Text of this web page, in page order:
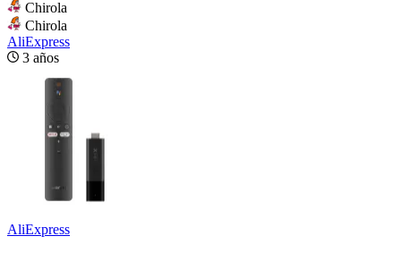
Chirola
Chirola
AliExpress
3 años
AliExpress